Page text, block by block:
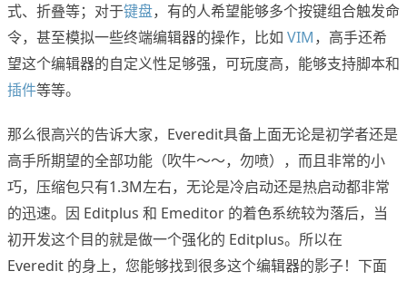
式、折叠等；对于键盘，有的人希望能够多个按键组合触发命
令，甚至模拟一些终端编辑器的操作，比如 VIM，高手还希
望这个编辑器的自定义性足够强，可玩度高，能够支持脚本和
插件等等。
那么很高兴的告诉大家，Everedit具备上面无论是初学者还是
高手所期望的全部功能（吹牛～～，勿喷），而且非常的小
巧，压缩包只有1.3M左右，无论是冷启动还是热启动都非常
的迅速。因 Editplus 和 Emeditor 的着色系统较为落后，当
初开发这个目的就是做一个强化的 Editplus。所以在
Everedit 的身上，您能够找到很多这个编辑器的影子！下面